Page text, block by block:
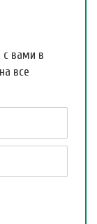
вами в
все